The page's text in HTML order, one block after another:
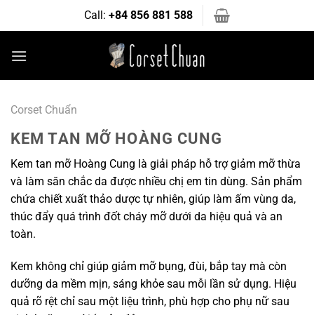
dung
Call: +84 856 881 588
Corset Chuẩn
KEM TAN MỠ HOÀNG CUNG
Kem tan mỡ Hoàng Cung là giải pháp hỗ trợ giảm mỡ thừa
và làm săn chắc da được nhiều chị em tin dùng. Sản phẩm
chứa chiết xuất thảo dược tự nhiên, giúp làm ấm vùng da,
thúc đẩy quá trình đốt cháy mỡ dưới da hiệu quả và an
toàn.
Kem không chỉ giúp giảm mỡ bụng, đùi, bắp tay mà còn
dưỡng da mềm mịn, sáng khỏe sau mỗi lần sử dụng. Hiệu
quả rõ rệt chỉ sau một liệu trình, phù hợp cho phụ nữ sau